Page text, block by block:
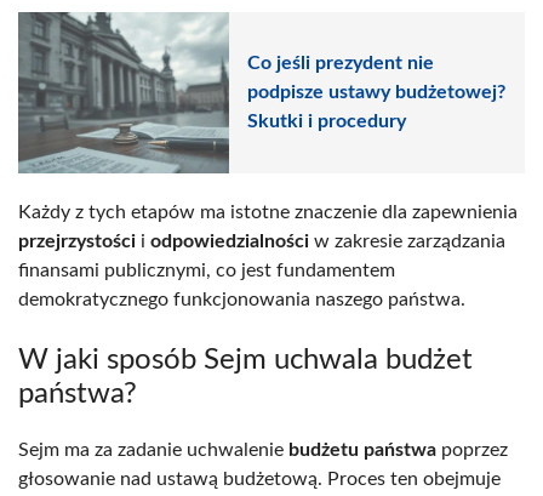
Co jeśli prezydent nie
podpisze ustawy budżetowej?
Skutki i procedury
Każdy z tych etapów ma istotne znaczenie dla zapewnienia
przejrzystości i odpowiedzialności w zakresie zarządzania
finansami publicznymi, co jest fundamentem
demokratycznego funkcjonowania naszego państwa.
W jaki sposób Sejm uchwala budżet
państwa?
Sejm ma za zadanie uchwalenie budżetu państwa poprzez
głosowanie nad ustawą budżetową. Proces ten obejmuje